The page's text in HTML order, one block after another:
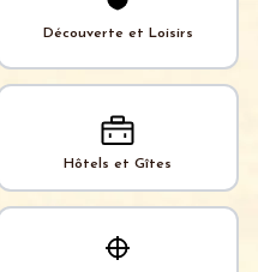
Découverte et Loisirs
Hôtels et Gîtes